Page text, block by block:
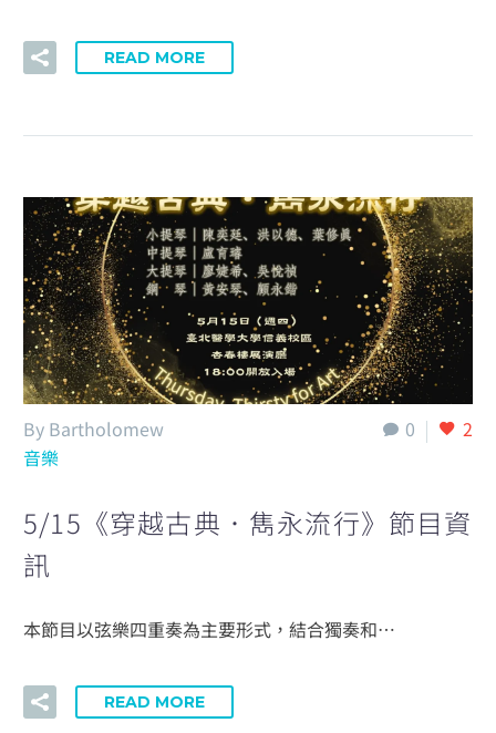
READ MORE
0 2
By Bartholomew
音樂
5/15《穿越古典．雋永流行》節目資
訊
本節目以弦樂四重奏為主要形式，結合獨奏和…
READ MORE